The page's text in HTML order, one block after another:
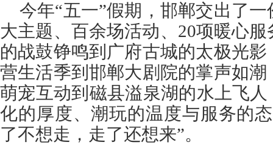
今年“五一”假期，邯郸交出了
大主题、百余场活动、20项暖心
的战鼓铮鸣到广府古城的太极光
营生活季到邯郸大剧院的掌声如
萌宠互动到磁县溢泉湖的水上飞
化的厚度、潮玩的温度与服务的
了不想走，走了还想来”。